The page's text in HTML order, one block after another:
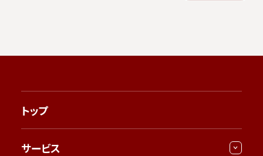
トップ
サービス